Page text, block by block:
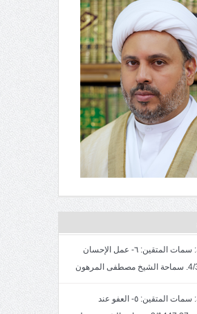
خطبة الجمعة: سمات المتقين: ٦- عمل الإحسان
خطبة الجمعة: سمات المتقين: ٥- العفو عند